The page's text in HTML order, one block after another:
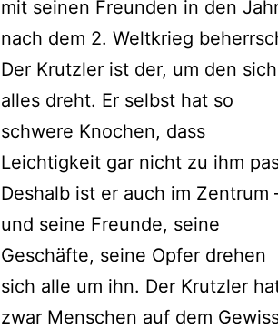
mit seinen Freunden in den
nach dem 2. Weltkrieg
Der Krutzler ist der, um den sich
alles dreht. Er selbst hat so
schwere Knochen, dass
Leichtigkeit gar nicht zu ihm
Deshalb ist er auch im Zentrum
und seine Freunde, seine
Geschäfte, seine Opfer drehen
sich alle um ihn. Der Krutzler
zwar Menschen auf dem